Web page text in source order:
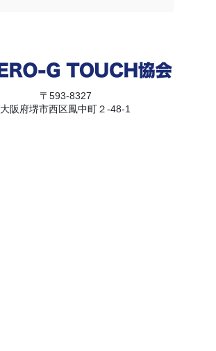
〒593-8327
大阪府堺市西区鳳中町２-48-1